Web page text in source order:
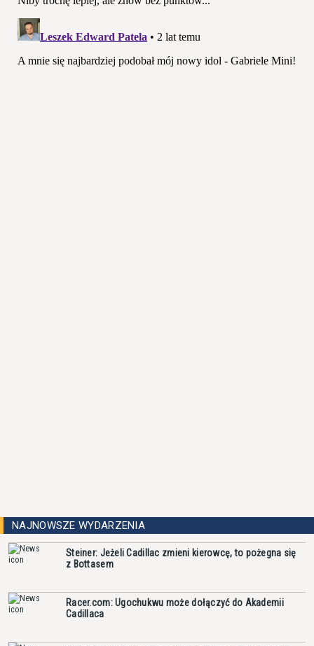
NAJNOWSZE WYDARZENIA
Steiner: Jeżeli Cadillac zmieni kierowcę, to pożegna się
z Bottasem
Racer.com: Ugochukwu może dołączyć do Akademii
Cadillaca